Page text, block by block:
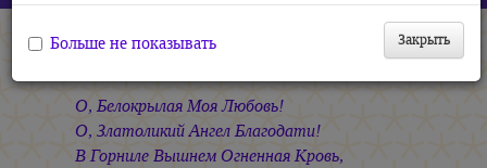
Моей Любви
О, Белокрылая Моя Любовь!
О, Златоликий Ангел Благодати!
В Горниле Вышнем Огненная Кровь,
Закрыть
Больше не показывать